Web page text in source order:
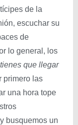
de la
escuchar su
de
lo general, los
que llegar
primero las
una hora tope
busquemos un